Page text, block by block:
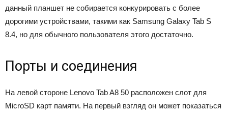
данный планшет не собирается конкурировать с более
дорогими устройствами, такими как Samsung Galaxy Tab S
8.4, но для обычного пользователя этого достаточно.
Порты и соединения
На левой стороне Lenovo Tab A8 50 расположен слот для
MicroSD карт памяти. На первый взгляд он может показаться